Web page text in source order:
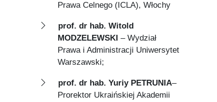
Prawa Celnego (ICLA), Włochy
prof. dr hab. Witold
MODZELEWSKI – Wydział
Prawa i Administracji Uniwersytet
Warszawski;
prof. dr hab. Yuriy PETRUNIA–
Prorektor Ukraińskiej Akademii